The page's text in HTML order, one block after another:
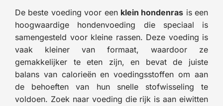
De beste voeding voor een klein hondenras is een
hoogwaardige hondenvoeding die speciaal is
samengesteld voor kleine rassen. Deze voeding is
vaak kleiner van formaat, waardoor ze
gemakkelijker te eten zijn, en bevat de juiste
balans van calorieën en voedingsstoffen om aan
de behoeften van hun snelle stofwisseling te
voldoen. Zoek naar voeding die rijk is aan eiwitten